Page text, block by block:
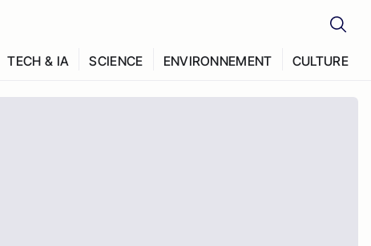
TECH & IA SCIENCE ENVIRONNEMENT CULTURE